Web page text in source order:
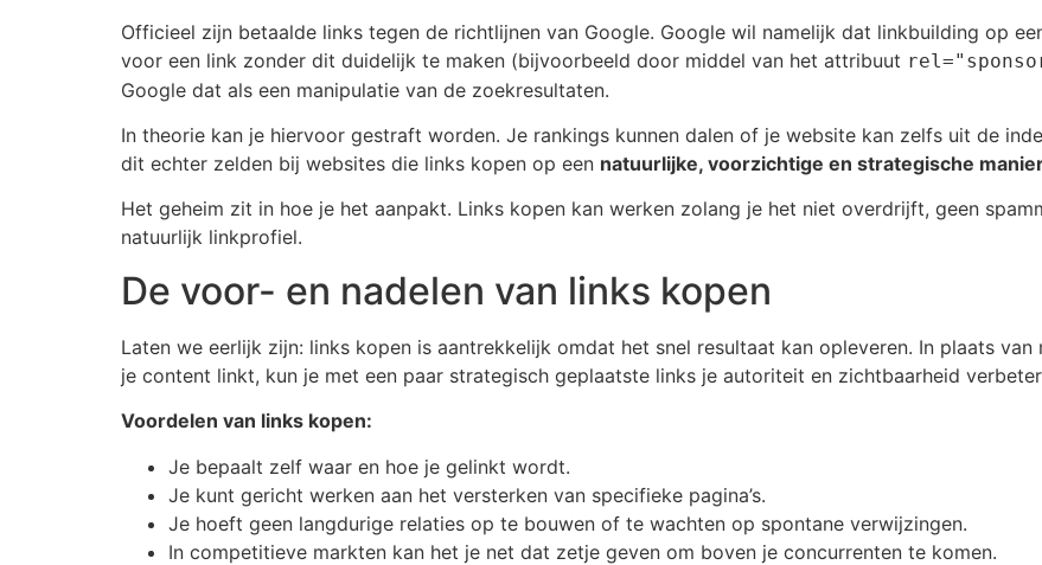
Officieel zijn betaalde links tegen de richtlijnen van Google. Google wil namelijk dat linkbuilding op
voor een link zonder dit duidelijk te maken (bijvoorbeeld door middel van het attribuut
Google dat als een manipulatie van de zoekresultaten.
In theorie kan je hiervoor gestraft worden. Je rankings kunnen dalen of je website kan zelfs uit de
dit echter zelden bij websites die links kopen op een natuurlijke, voorzichtige en strategische
Het geheim zit in hoe je het aanpakt. Links kopen kan werken zolang je het niet overdrijft, geen
natuurlijk linkprofiel.
De voor- en nadelen van links kopen
Laten we eerlijk zijn: links kopen is aantrekkelijk omdat het snel resultaat kan opleveren. In plaats
je content linkt, kun je met een paar strategisch geplaatste links je autoriteit en zichtbaarheid
Voordelen van links kopen:
Je bepaalt zelf waar en hoe je gelinkt wordt.
Je kunt gericht werken aan het versterken van specifieke pagina’s.
Je hoeft geen langdurige relaties op te bouwen of te wachten op spontane verwijzingen.
In competitieve markten kan het je net dat zetje geven om boven je concurrenten te komen.